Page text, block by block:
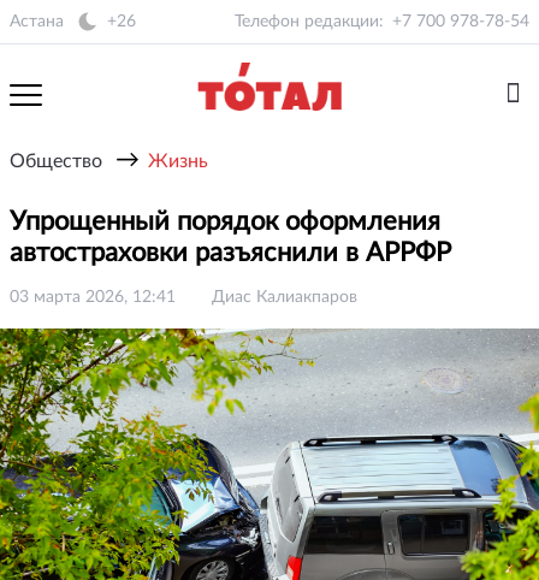
Астана +26 Телефон редакции: +7 700 978-78-54
Общество → Жизнь
Упрощенный порядок оформления
автостраховки разъяснили в АРРФР
03 марта 2026, 12:41 Диас Калиакпаров